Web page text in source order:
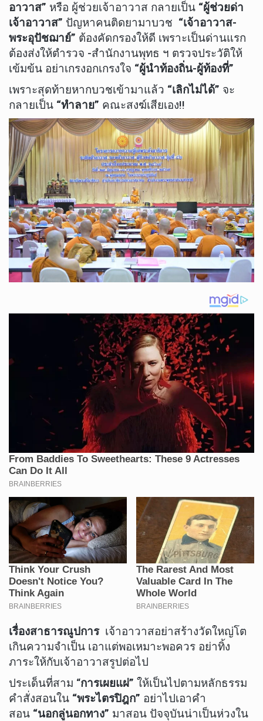
อาวาส” หรือ ผู้ช่วยเจ้าอาวาส กลายเป็น “ผู้ช่วยด่า
เจ้าอาวาส” ปัญหาคนติดยามาบวช “เจ้าอาวาส-
พระอุปัชฌาย์” ต้องคัดกรองให้ดี เพราะเป็นด่านแรก
ต้องส่งให้ตำรวจ -สำนักงานพุทธ ฯ ตรวจประวัติให้
เข้มข้น อย่าเกรงอกเกรงใจ “ผู้นำท้องถิ่น-ผู้ท้องที่”
เพราะสุดท้ายหากบวชเข้ามาแล้ว “เลิกไม่ได้” จะ
กลายเป็น “ทำลาย” คณะสงฆ์เสียเอง!!
เรื่องสาธารณูปการเจ้าอาวาสอย่าสร้างวัดใหญ่โต
เกินความจำเป็น เอาแต่พอเหมาะพอควร อย่าทิ้ง
ภาระให้กับเจ้าอาวาสรูปต่อไป
ประเด็นที่สาม “การเผยแผ่” ให้เป็นไปตามหลักธรรม
คำสั่งสอนใน “พระไตรปิฎก” อย่าไปเอาคำ
สอน “นอกลู่นอกทาง” มาสอน ปัจจุบันน่าเป็นห่วงใน